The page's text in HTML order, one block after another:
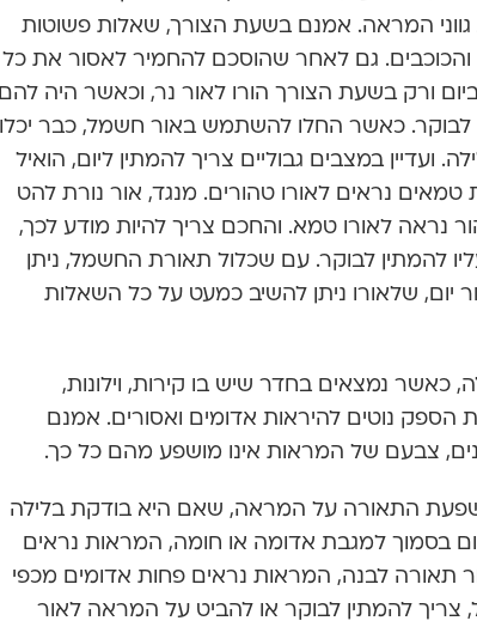
המראה. אמנם בשעת הצורך, שאלות פשוטות
והכוכבים. גם לאחר שהוסכם להחמיר לאסור את כל
ורק בשעת הצורך הורו לאור נר, וכאשר היה להם
לבוקר. כאשר החלו להשתמש באור חשמל, כבר יכלו
ועדיין במצבים גבוליים צריך להמתין ליום, הואיל
טמאים נראים לאורו טהורים. מנגד, אור נורת להט
נראה לאורו טמא. והחכם צריך להיות מודע לכך,
להמתין לבוקר. עם שכלול תאורת החשמל, ניתן
יום, שלאורו ניתן להשיב כמעט על כל השאלות
כאשר נמצאים בחדר שיש בו קירות, וילונות,
הספק נוטים להיראות אדומים ואסורים. אמנם
צבעם של המראות אינו מושפע מהם כל כך.
התאורה על המראה, שאם היא בודקת בלילה
בסמוך למגבת אדומה או חומה, המראות נראים
תאורה לבנה, המראות נראים פחות אדומים מכפי
להמתין לבוקר או להביט על המראה לאור